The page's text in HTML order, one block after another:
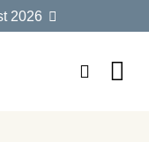
2026